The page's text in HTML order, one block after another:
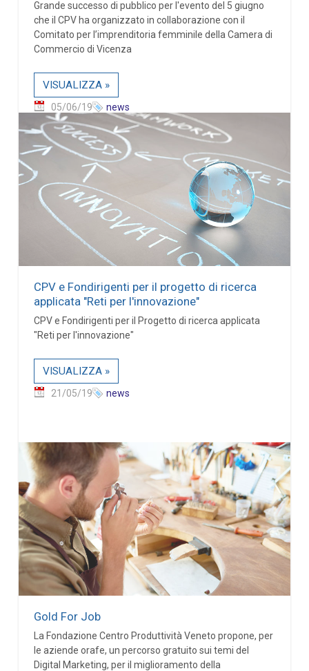
Grande successo di pubblico per l'evento del 5 giugno
che il CPV ha organizzato in collaborazione con il
Comitato per l’imprenditoria femminile della Camera di
Commercio di Vicenza
VISUALIZZA »
05/06/19 news
CPV e Fondirigenti per il progetto di ricerca
applicata "Reti per l'innovazione"
CPV e Fondirigenti per il Progetto di ricerca applicata
"Reti per l'innovazione"
VISUALIZZA »
21/05/19 news
Gold For Job
La Fondazione Centro Produttività Veneto propone, per
le aziende orafe, un percorso gratuito sui temi del
Digital Marketing, per il miglioramento della